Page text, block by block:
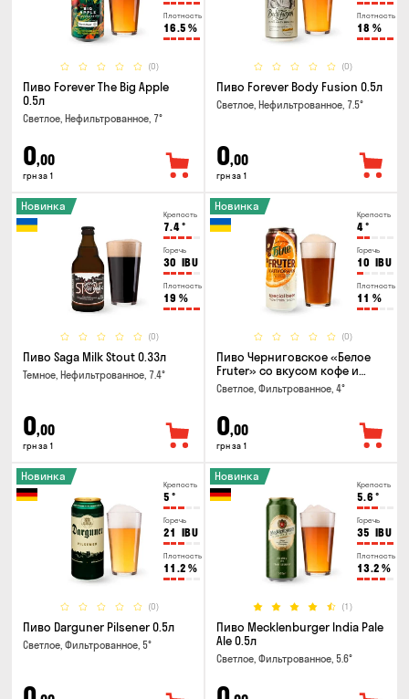
Плотность
16.5 %
(0)
Пиво Forever The Big Apple
0.5л
Светлое, Нефильтрованное, 7°
0,00
грн за 1
Плотность
18 %
(0)
Пиво Forever Body Fusion 0.5л
Светлое, Нефильтрованное, 7.5°
0,00
грн за 1
Крепость
7.4°
Горечь
30 IBU
Плотность
19 %
(0)
Новинка
Пиво Saga Milk Stout 0.33л
Темное, Нефильтрованное, 7.4°
0,00
грн за 1
Крепость
4°
Горечь
10 IBU
Плотность
11 %
(0)
Новинка
Пиво Черниговское «Белое
Fruter» со вкусом кофе и
апельсина 0.5 л
Светлое, Фильтрованное, 4°
0,00
грн за 1
Крепость
5 °
Горечь
21 IBU
Плотность
11.2 %
(0)
Новинка
Пиво Darguner Pilsener 0.5л
Светлое, Фильтрованное, 5°
Крепость
5.6 °
Горечь
35 IBU
Плотность
13.2 %
(1)
Новинка
Пиво Mecklenburger India Pale
Ale 0.5л
Светлое, Фильтрованное, 5.6°